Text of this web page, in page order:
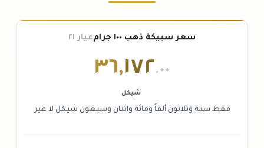
سعر سبيكة ذهب ١٠٠ جرام عيار ٢١
٣٦,١٧٢.٠٠
شيكل
فقط ستة وثلاثون ألفاً ومائة واثنان وسبعون شيكل لا غير